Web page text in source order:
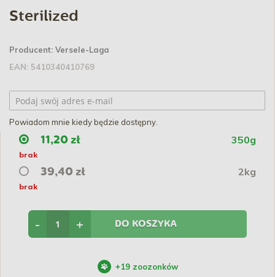
Sterilized
Producent: Versele-Laga
EAN: 5410340410769
Powiadom mnie kiedy będzie dostępny.
11,20 zł 350g
brak
39,40 zł 2kg
brak
+
- DO KOSZYKA
+19 zoozonków